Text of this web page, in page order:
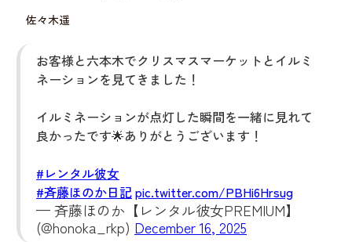
佐々木遥
お客様と六本木でクリスマスマーケットとイルミ
ネーションを見てきました！
イルミネーションが点灯した瞬間を一緒に見れて
良かったです🌟ありがとうございます！
#レンタル彼女
#斉藤ほのか日記pic.twitter.com/PBHi6Hrsug
— 斉藤ほのか【レンタル彼女PREMIUM】
(@honoka_rkp) December 16, 2025